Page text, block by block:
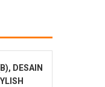
DESAIN